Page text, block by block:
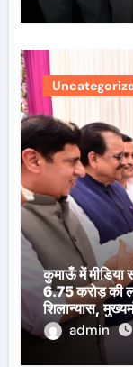
कुमाऊँ में मीडिया
6.75 करोड़ की
शिलान्यास,
admin